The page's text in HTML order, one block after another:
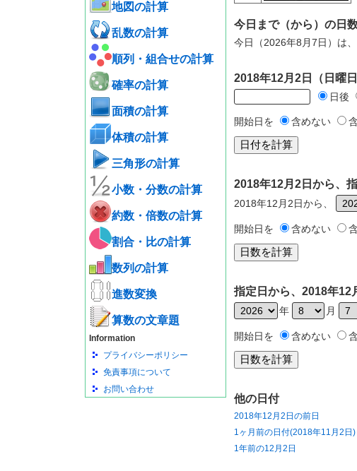
地図の計算
乱数の計算
順列・組合せの計算
確率の計算
面積の計算
体積の計算
三角形の計算
小数・分数の計算
約数・倍数の計算
割合・比の計算
数列の計算
進数変換
算数の文章題
Information
プライバシーポリシー
免責事項について
お問い合わせ
今日まで（から）の日
今日（2026年8月7日）は
2018年12月2日（日曜
日後
開始日を 含めない
2018年12月2日から、
2018年12月2日から、
開始日を 含めない
指定日から、2018年12
年 月
開始日を 含めない
他の日付
2018年12月2日の前日
1ヶ月前の日付(2018年11月2日)
1年前の12月2日